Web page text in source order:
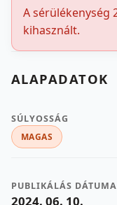
A sérülékenység
kihasznált.
ALAPADATOK
SÚLYOSSÁG
MAGAS
PUBLIKÁLÁS DÁTUMA
2024. 06. 10.